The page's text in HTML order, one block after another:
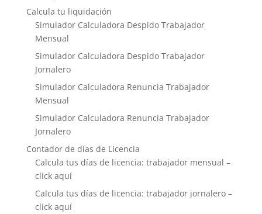
Calcula tu liquidación
Simulador Calculadora Despido Trabajador
Mensual
Simulador Calculadora Despido Trabajador
Jornalero
Simulador Calculadora Renuncia Trabajador
Mensual
Simulador Calculadora Renuncia Trabajador
Jornalero
Contador de días de Licencia
Calcula tus días de licencia: trabajador mensual –
click aquí
Calcula tus días de licencia: trabajador jornalero –
click aquí